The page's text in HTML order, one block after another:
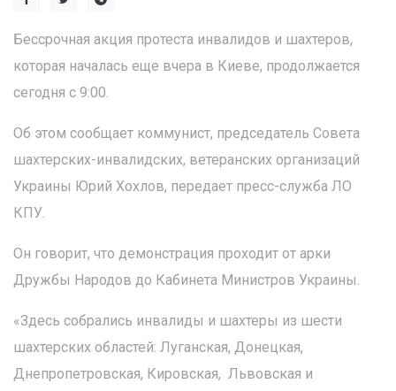
Бессрочная акция протеста инвалидов и шахтеров,
которая началась еще вчера в Киеве, продолжается
сегодня с 9:00.
Об этом сообщает коммунист, председатель Совета
шахтерских-инвалидских, ветеранских организаций
Украины Юрий Хохлов, передает пресс-служба ЛО
КПУ.
Он говорит, что демонстрация проходит от арки
Дружбы Народов до Кабинета Министров Украины.
«Здесь собрались инвалиды и шахтеры из шести
шахтерских областей: Луганская, Донецкая,
Днепропетровская, Кировская, Львовская и